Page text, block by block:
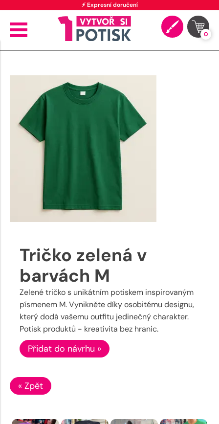
⚡ Expresní doručení
0
Tričko zelená v
barvách M
Zelené tričko s unikátním potiskem inspirovaným
písmenem M. Vynikněte díky osobitému designu,
který dodá vašemu outfitu jedinečný charakter.
Potisk produktů - kreativita bez hranic.
Přidat do návrhu »
« Zpět